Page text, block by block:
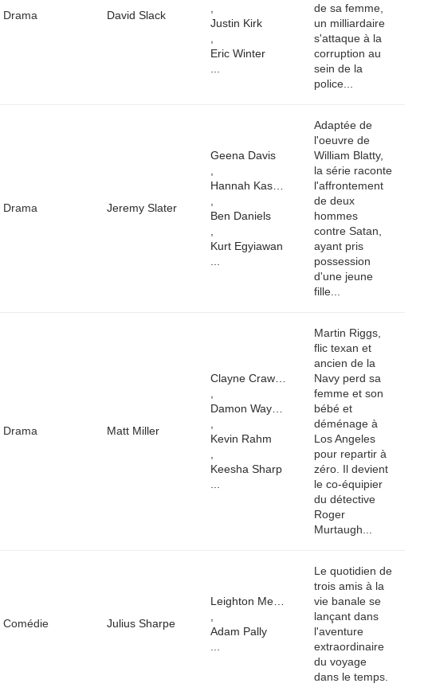
Drama David Slack
Justin Kirk
Eric Winter
de sa femme,
un milliardaire
s'attaque à la
corruption au
sein de la
police...
Drama Jeremy Slater
Geena Davis
Ben Daniels
Kurt Egyiawan
Adaptée de
l'oeuvre de
William Blatty,
la série raconte
l'affrontement
de deux
hommes
contre Satan,
ayant pris
possession
d'une jeune
fille...
Drama Matt Miller
Kevin Rahm
Keesha Sharp
Martin Riggs,
flic texan et
ancien de la
Navy perd sa
femme et son
bébé et
déménage à
Los Angeles
pour repartir à
zéro. Il devient
le co-équipier
du détective
Roger
Murtaugh...
Comédie Julius Sharpe
Adam Pally
Le quotidien de
trois amis à la
vie banale se
lançant dans
l'aventure
extraordinaire
du voyage
dans le temps.